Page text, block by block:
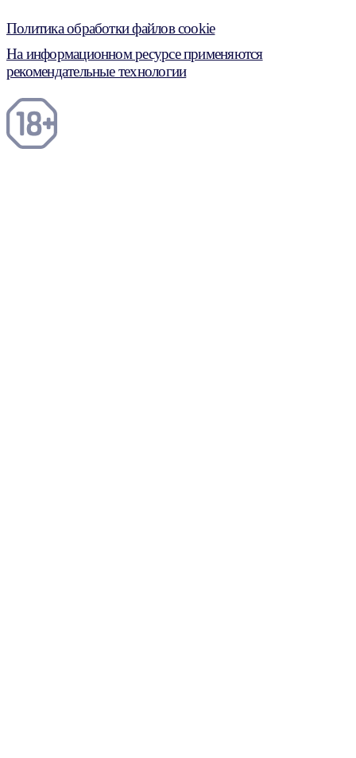
Политика обработки файлов cookie
На информационном ресурсе применяются
рекомендательные технологии